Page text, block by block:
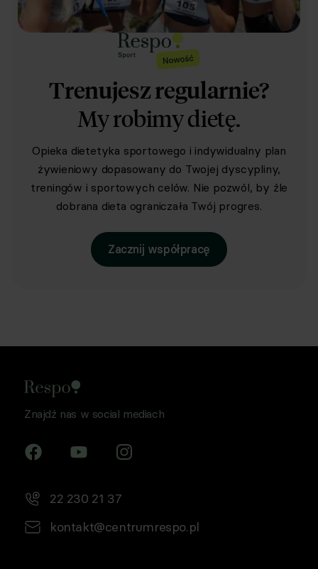
Trenujesz regularnie?
My robimy dietę.
Opieka dietetyka sportowego i indywidualny plan
żywieniowy dopasowany do Twojej dyscypliny,
treningów i sportowych celów. Nie pozwól, by źle
dobrana dieta ograniczała Twój progres.
Zacznij współpracę
Znajdź nas w social mediach
22 230 21 37
kontakt@centrumrespo.pl